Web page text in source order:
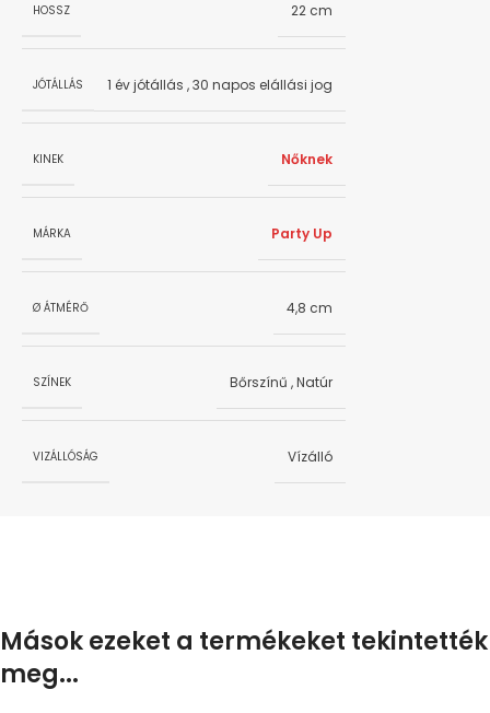
HOSSZ 22 cm
JÓTÁLLÁS 1 év jótállás ,30 napos elállási jog
KINEK Nőknek
MÁRKA Party Up
Ø ÁTMÉRŐ 4,8 cm
SZÍNEK Bőrszínű ,Natúr
VIZÁLLÓSÁG Vízálló
Mások ezeket a termékeket tekintették
meg...